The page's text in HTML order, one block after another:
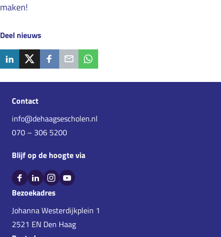
maken!
Deel nieuws
Contact
info@dehaagsescholen.nl
070 – 306 5200
Blijf op de hoogte via
Bekijk Facebook van De Haagse Scholen
Bekijk LinkedIn van De Haagse Scholen
Bekijk Instagram van De Haagse Scholen
Bekijk YouTube van De Haagse Scholen
Bezoekadres
Johanna Westerdijkplein 1
2521 EN Den Haag